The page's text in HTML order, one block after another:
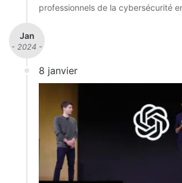
professionnels de la cybersécurité
Jan
- 2024 -
8 janvier